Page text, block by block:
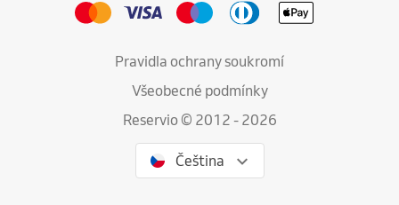
Pravidla ochrany soukromí
Všeobecné podmínky
Reservio © 2012 - 2026
Čeština